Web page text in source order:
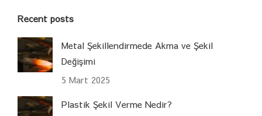
Recent posts
Metal Şekillendirmede Akma ve Şekil
Değişimi
5 Mart 2025
Plastik Şekil Verme Nedir?